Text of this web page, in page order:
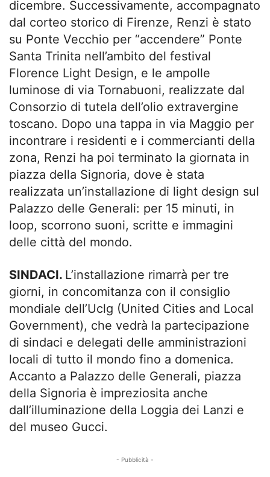
dicembre. Successivamente, accompagnato
dal corteo storico di Firenze, Renzi è stato
su Ponte Vecchio per “accendere” Ponte
Santa Trinita nell’ambito del festival
Florence Light Design, e le ampolle
luminose di via Tornabuoni, realizzate dal
Consorzio di tutela dell’olio extravergine
toscano. Dopo una tappa in via Maggio per
incontrare i residenti e i commercianti della
zona, Renzi ha poi terminato la giornata in
piazza della Signoria, dove è stata
realizzata un’installazione di light design sul
Palazzo delle Generali: per 15 minuti, in
loop, scorrono suoni, scritte e immagini
delle città del mondo.
SINDACI. L’installazione rimarrà per tre
giorni, in concomitanza con il consiglio
mondiale dell’Uclg (United Cities and Local
Government), che vedrà la partecipazione
di sindaci e delegati delle amministrazioni
locali di tutto il mondo fino a domenica.
Accanto a Palazzo delle Generali, piazza
della Signoria è impreziosita anche
dall’illuminazione della Loggia dei Lanzi e
del museo Gucci.
- Pubblicità -